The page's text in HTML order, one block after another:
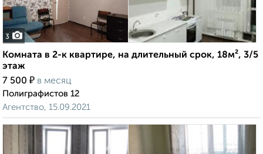
3
Комната в 2-к квартире, на длительный срок, 18м², 3/5
этаж
7 500 ₽ в месяц
Полиграфистов 12
Агентство, 15.09.2021